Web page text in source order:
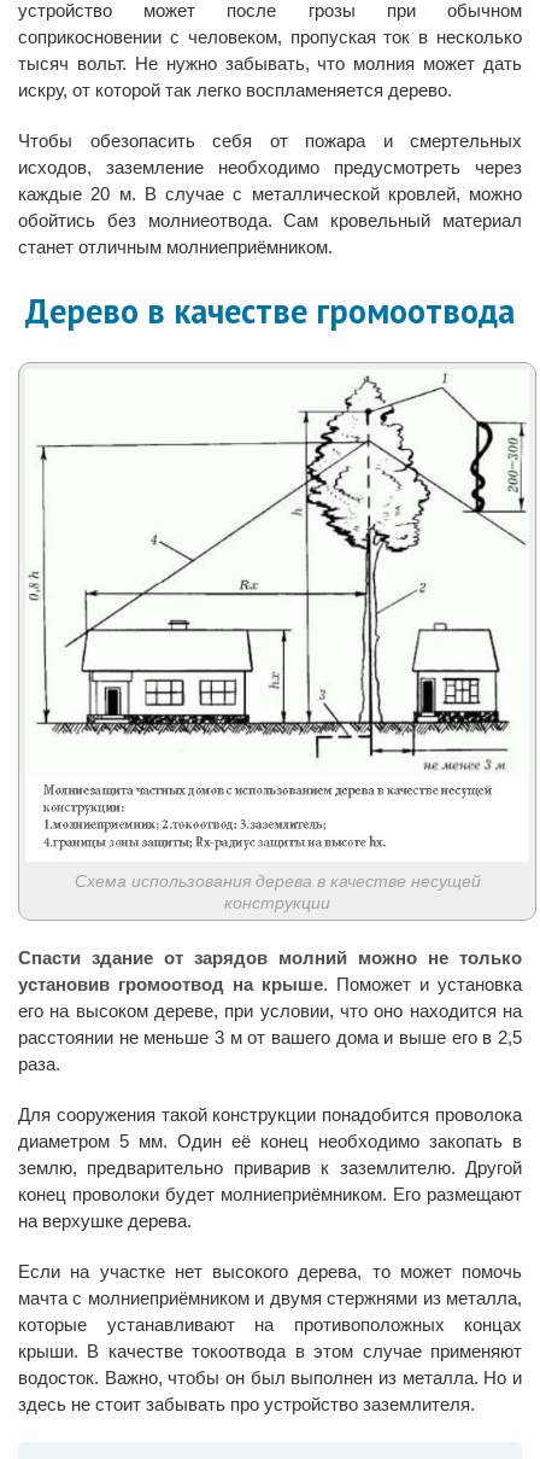
устройство может после грозы при обычном
соприкосновении с человеком, пропуская ток в несколько
тысяч вольт. Не нужно забывать, что молния может дать
искру, от которой так легко воспламеняется дерево.
Чтобы обезопасить себя от пожара и смертельных
исходов, заземление необходимо предусмотреть через
каждые 20 м. В случае с металлической кровлей, можно
обойтись без молниеотвода. Сам кровельный материал
станет отличным молниеприёмником.
Дерево в качестве громоотвода
Схема использования дерева в качестве несущей
конструкции
Спасти здание от зарядов молний можно не только
установив громоотвод на крыше. Поможет и установка
его на высоком дереве, при условии, что оно находится на
расстоянии не меньше 3 м от вашего дома и выше его в 2,5
раза.
Для сооружения такой конструкции понадобится проволока
диаметром 5 мм. Один её конец необходимо закопать в
землю, предварительно приварив к заземлителю. Другой
конец проволоки будет молниеприёмником. Его размещают
на верхушке дерева.
Если на участке нет высокого дерева, то может помочь
мачта с молниеприёмником и двумя стержнями из металла,
которые устанавливают на противоположных концах
крыши. В качестве токоотвода в этом случае применяют
водосток. Важно, чтобы он был выполнен из металла. Но и
здесь не стоит забывать про устройство заземлителя.